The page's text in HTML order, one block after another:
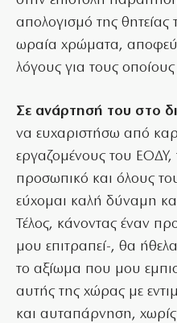
απολογισμό της
ωραία χρώματα,
λόγους για τους οποίους
Σε ανάρτησή του στο
να ευχαριστήσω από
εργαζομένους του ΕΟΔΥ,
προσωπικό και όλους
εύχομαι καλή δύναμη
Τέλος, κάνοντας έναν
μου επιτραπεί-, θα
το αξίωμα που μου
αυτής της χώρας με
και αυταπάρνηση,